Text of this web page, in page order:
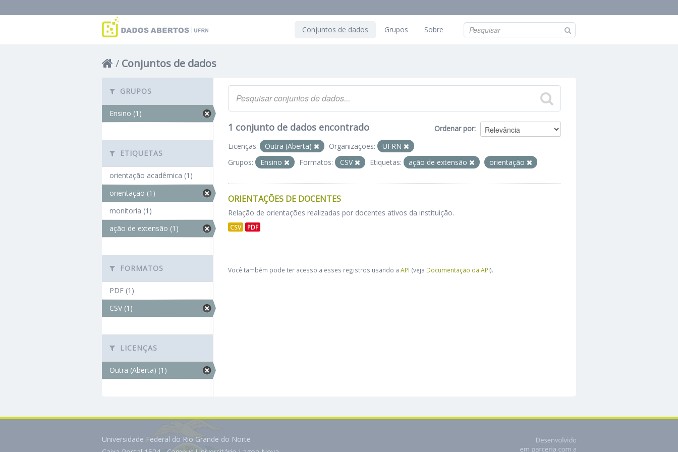
Conjuntos de dados Grupos Sobre
Conjuntos de dados
Ordenar por
1 conjunto de dados encontrado
Licenças: Outra (Aberta) Organizações:
UFRN
Grupos:
Ensino Formatos: CSV Etiquetas: ação de extensão orientação
ORIENTAÇÕES DE DOCENTES
Relação de orientações realizadas por docentes ativos da instituição.
CSV PDF
Você também pode ter acesso a esses registros usando a API (veja Documentação da API).
GRUPOS
Ensino (1)
ETIQUETAS
orientação acadêmica (1)
orientação (1)
monitoria (1)
ação de extensão (1)
FORMATOS
PDF (1)
CSV (1)
LICENÇAS
Outra (Aberta) (1)
Universidade Federal do Rio Grande do Norte